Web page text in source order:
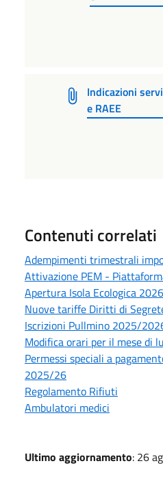
Indicazioni
e RAEE
Contenuti correlati
Adempimenti trimestrali
Attivazione PEM -
Apertura Isola Ecologica 2026
Nuove tariffe Diritti di
Iscrizioni Pullmino 2025/
Modifica orari per il mese di
Permessi speciali a
2025/26
Regolamento Rifiuti
Ambulatori medici
Ultimo aggiornamento: 26